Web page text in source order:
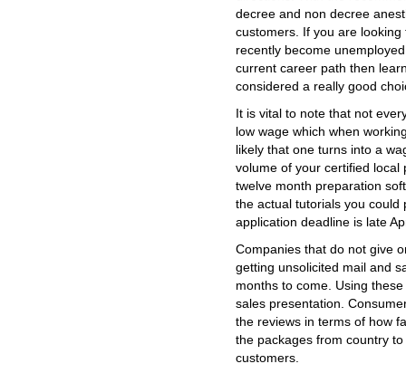
decree and non decree
customers. If you are
recently become
current career path then
considered a really good
It is vital to note that not
low wage which when
likely that one turns into a
volume of your certified
twelve month preparation
the actual tutorials you could
application deadline is late
Companies that do not give
getting unsolicited mail and
months to come. Using
sales presentation.
the reviews in terms of how
the packages from country
customers.